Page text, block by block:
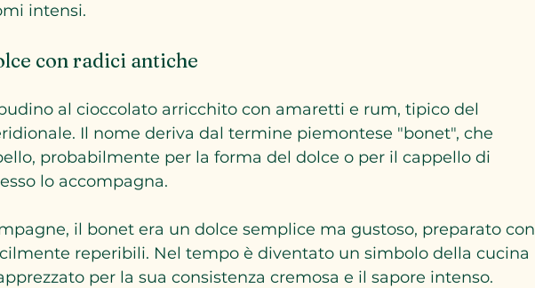
intensi.
con radici antiche
al cioccolato arricchito con amaretti e rum, tipico del
Il nome deriva dal termine piemontese "bonet", che
probabilmente per la forma del dolce o per il cappello di
lo accompagna.
il bonet era un dolce semplice ma gustoso, preparato con
reperibili. Nel tempo è diventato un simbolo della cucina
per la sua consistenza cremosa e il sapore intenso.